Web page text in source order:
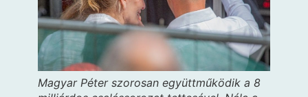
Magyar Péter szorosan együttműködik a 8